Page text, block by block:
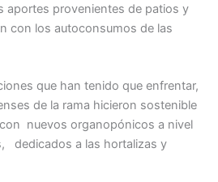
aportes provenientes de patios y
con los autoconsumos de las
que han tenido que enfrentar,
de la rama hicieron sostenible
nuevos organopónicos a nivel
dedicados a las hortalizas y